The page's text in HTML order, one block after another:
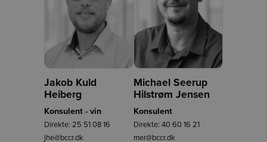
Jakob Kuld
Heiberg
Konsulent - vin
Direkte: 25 51 08 16
jhe@bccr.dk
Michael Seerup
Hilstrøm Jensen
Konsulent
Direkte: 40 60 16 21
mer@bccr.dk